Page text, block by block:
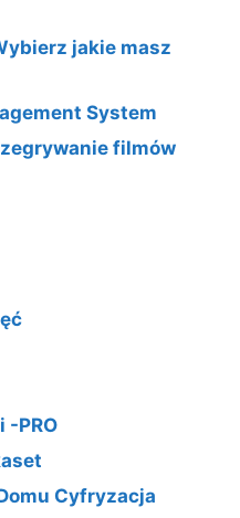
jakie masz
System
filmów
-PRO
Cyfryzacja